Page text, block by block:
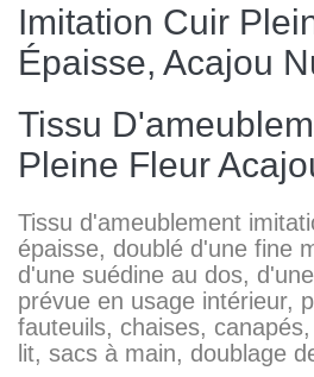
Imitation Cuir
Épaisse, Acajou
Tissu
Pleine Fleur
Tissu d'ameublement
épaisse, doublé d'une fine
d'une suédine au dos,
prévue en usage intérieur,
fauteuils, chaises,
lit, sacs à main, doublage